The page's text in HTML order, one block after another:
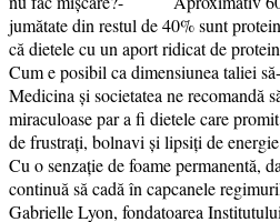
jumătate din restul de 40% sunt
că dietele cu un aport ridicat de
Cum e posibil ca dimensiunea taliei
Medicina și societatea ne recomandă
miraculoase par a fi dietele care
de frustrați, bolnavi și lipsiți de
Cu o senzație de foame permanentă,
continuă să cadă în capcanele
Gabrielle Lyon, fondatoarea